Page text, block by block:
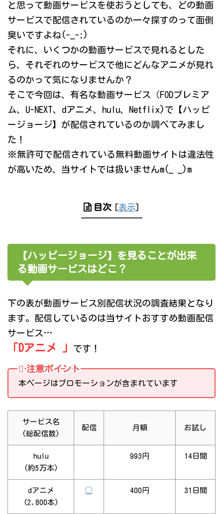
と思って動画サービスを使おうとしても、どの動画
サービスで配信されているのか一々探すのって面倒
臭いですよね(-_-;)
それに、いくつかの動画サービスで見れるとした
ら、それぞれのサービスで他にどんなアニメが見れ
るのかって気になりませんか？
そこで今回は、有名な動画サービス（FODプレミア
ム、U-NEXT、dアニメ、hulu、Netflix)で【ハッピ
ージョージ】が配信されているのか調べてみまし
た！
※無許可で配信されている無料動画サイトは違法性
が高いため、当サイトでは扱いませんm(_ _)m
目次 [表示]
【ハッピージョージ】を見ることが出来
る動画サービスはどこ？
下の表が動画サービス別配信状況の調査結果となり
ます。配信しているのは当サイトおすすめ動画配信
サービス…
「Dアニメ 」 です！
注意ポイント
本ページはプロモーションが含まれています
サービス名
(総配信数)
配信 月額 お試し
hulu
(約5万本)
993円 14日間
dアニメ
(2,800本)
◯ 400円 31日間